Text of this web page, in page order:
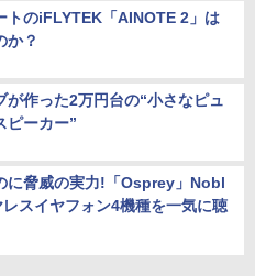
トのiFLYTEK「AINOTE 2」は
か？
が作った2万円台の“小さなピュ
ピーカー”
に脅威の実力!「Osprey」Nobl
スイヤフォン4機種を一気に聴